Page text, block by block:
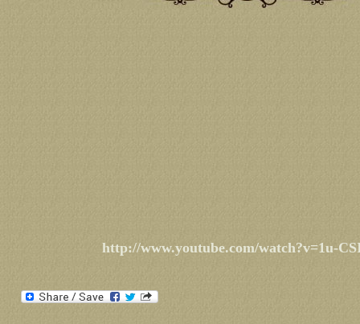
http://www.youtube.com/watch?v=1u-